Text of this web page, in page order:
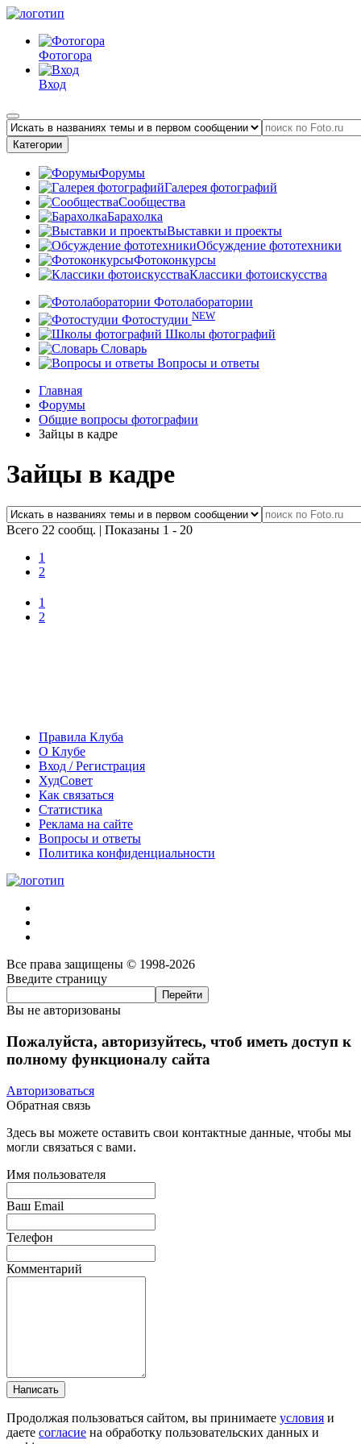
Фотогора
Вход
Категории
Форумы
Галерея фотографий
Сообщества
Барахолка
Выставки и проекты
Обсуждение фототехники
Фотоконкурсы
Классики фотоискусства
Фотолаборатории
Фотостудии NEW
Школы фотографий
Словарь
Вопросы и ответы
Главная
Форумы
Общие вопросы фотографии
Зайцы в кадре
Зайцы в кадре
Всего 22 сообщ. | Показаны 1 - 20
1
2
1
2
Правила Клуба
О Клубе
Вход / Регистрация
ХудСовет
Как связаться
Статистика
Реклама на сайте
Вопросы и ответы
Политика конфиденциальности
Все права защищены © 1998-2026
Введите страницу
Вы не авторизованы
Пожалуйста, авторизуйтесь, чтоб иметь доступ к
полному функционалу сайта
Авторизоваться
Обратная связь
Здесь вы можете оставить свои контактные данные, чтобы мы
могли связаться с вами.
Имя пользователя
Ваш Email
Телефон
Комментарий
Написать
Продолжая пользоваться сайтом, вы принимаете условия и
даете согласие на обработку пользовательских данных и